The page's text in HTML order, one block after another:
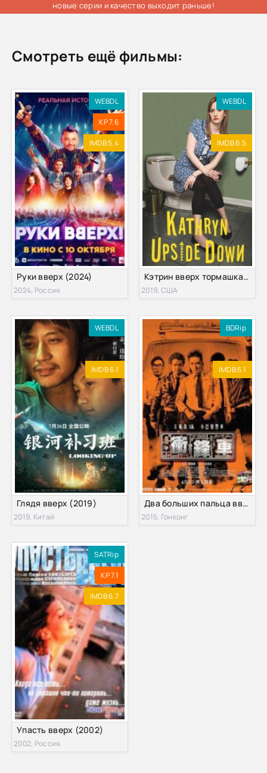
новые серии и качество выходит раньше!
Смотреть ещё фильмы:
WEBDL
KP 7.6
IMDB 5.4
Руки вверх (2024)
2024, Россия
WEBDL
IMDB 6.5
Кэтрин вверх тормашками (2019)
2019, США
WEBDL
IMDB 6.1
Глядя вверх (2019)
2019, Китай
BDRip
IMDB 6.1
Два больших пальца вверх (2015)
2015, Гонконг
SATRip
KP 7.1
IMDB 6.7
Упасть вверх (2002)
2002, Россия